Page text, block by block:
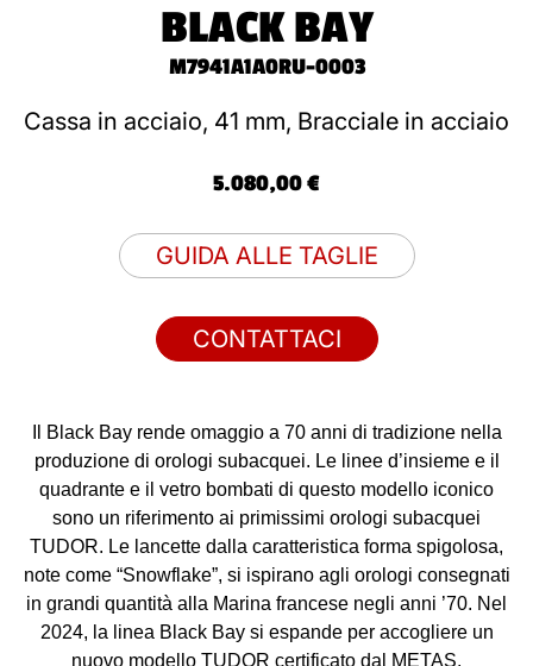
BLACK BAY
M7941A1A0RU-0003
Cassa in acciaio, 41 mm, Bracciale in acciaio
5.080,00 €
GUIDA ALLE TAGLIE
CONTATTACI
Il Black Bay rende omaggio a 70 anni di tradizione nella
produzione di orologi subacquei. Le linee d’insieme e il
quadrante e il vetro bombati di questo modello iconico
sono un riferimento ai primissimi orologi subacquei
TUDOR. Le lancette dalla caratteristica forma spigolosa,
note come “Snowflake”, si ispirano agli orologi consegnati
in grandi quantità alla Marina francese negli anni ’70. Nel
2024, la linea Black Bay si espande per accogliere un
nuovo modello TUDOR certificato dal METAS,